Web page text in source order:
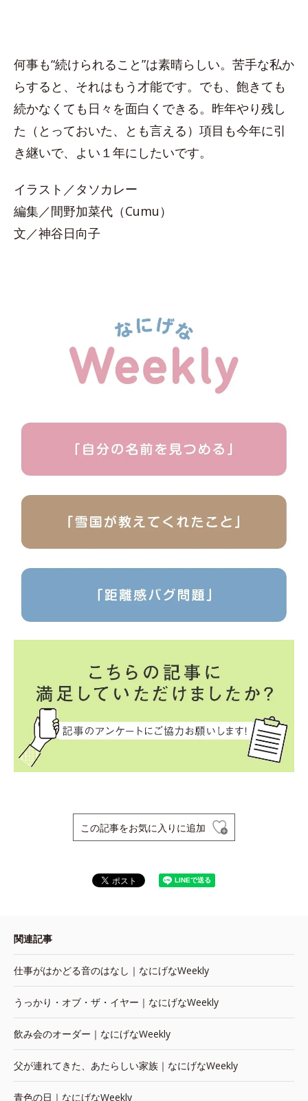
何事も“続けられること”は素晴らしい。苦手な私か
らすると、それはもう才能です。でも、飽きても
続かなくても日々を面白くできる。昨年やり残し
た（とっておいた、とも言える）項目も今年に引
き継いで、よい１年にしたいです。
イラスト／タソカレー
編集／間野加菜代（Cumu）
文／神谷日向子
この記事をお気に入りに追加
関連記事
仕事がはかどる音のはなし｜なにげなWeekly
うっかり・オブ・ザ・イヤー｜なにげなWeekly
飲み会のオーダー｜なにげなWeekly
父が連れてきた、あたらしい家族｜なにげなWeekly
青色の日｜なにげなWeekly